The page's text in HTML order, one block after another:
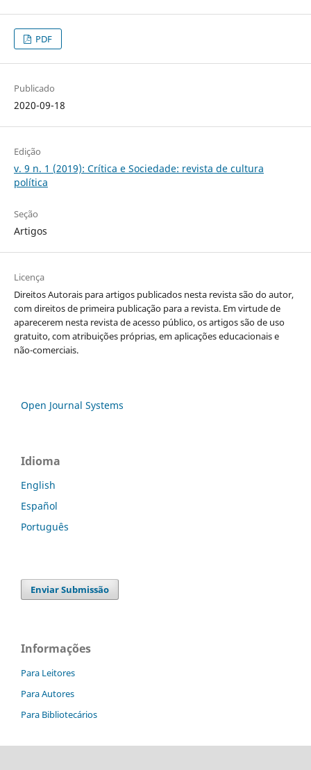
PDF
Publicado
2020-09-18
Edição
v. 9 n. 1 (2019): Crítica e Sociedade: revista de cultura
política
Seção
Artigos
Licença
Direitos Autorais para artigos publicados nesta revista são do autor,
com direitos de primeira publicação para a revista. Em virtude de
aparecerem nesta revista de acesso público, os artigos são de uso
gratuito, com atribuições próprias, em aplicações educacionais e
não-comerciais.
Open Journal Systems
Idioma
English
Español
Português
Enviar Submissão
Informações
Para Leitores
Para Autores
Para Bibliotecários